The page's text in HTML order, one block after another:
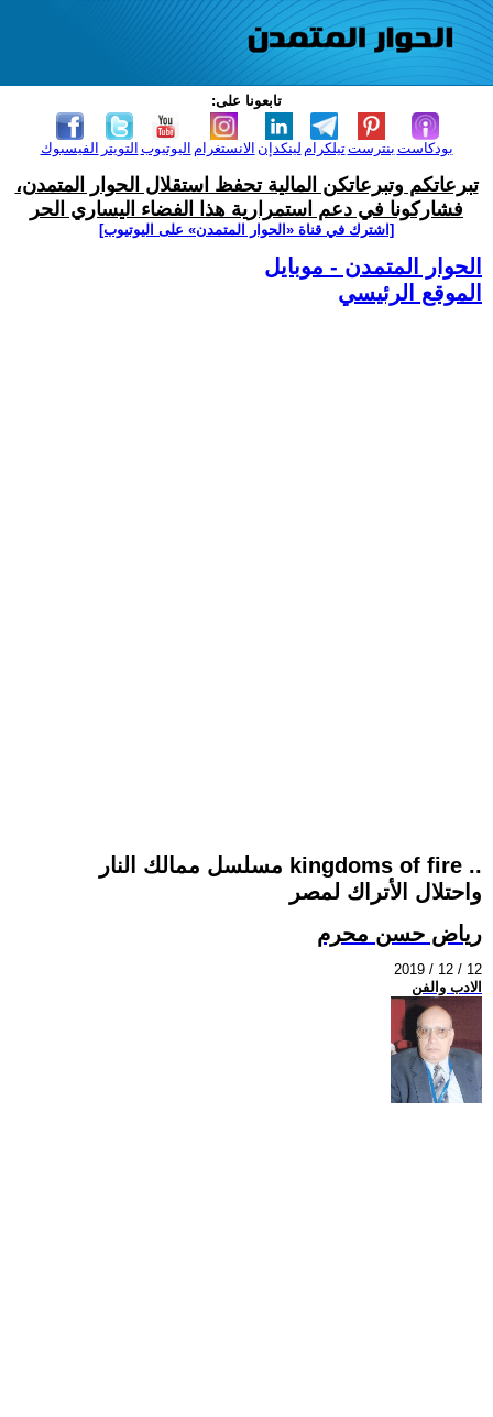
تابعونا على:
الفيسبوك التويتر اليوتيوب الانستغرام لينكدإن تيلكرامبنترست بودكاست
تبرعاتكم وتبرعاتكن المالية تحفظ استقلال الحوار المتمدن،
فشاركونا في دعم استمرارية هذا الفضاء اليساري الحر
[اشترك في قناة ‫«الحوار المتمدن» على اليوتيوب]
الحوار المتمدن - موبايل
الموقع الرئيسي
مسلسل ممالك النار kingdoms of fire ..
واحتلال الأتراك لمصر
رياض حسن محرم
2019 / 12 / 12
الادب والفن